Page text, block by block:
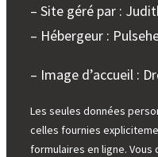
– Site géré par :
– Hébergeur :
– Image d’accueil :
Les seules données
celles fournies
formulaires en ligne.